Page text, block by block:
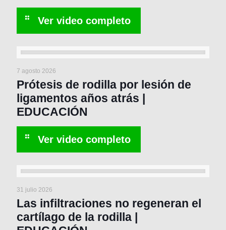
7 agosto 2026
Prótesis de rodilla por lesión de
ligamentos años atrás |
EDUCACIÓN
31 julio 2026
Las infiltraciones no regeneran el
cartílago de la rodilla |